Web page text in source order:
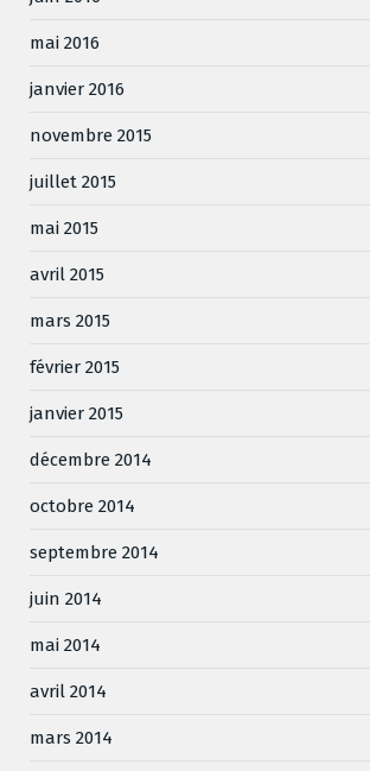
mai 2016
janvier 2016
novembre 2015
juillet 2015
mai 2015
avril 2015
mars 2015
février 2015
janvier 2015
décembre 2014
octobre 2014
septembre 2014
juin 2014
mai 2014
avril 2014
mars 2014